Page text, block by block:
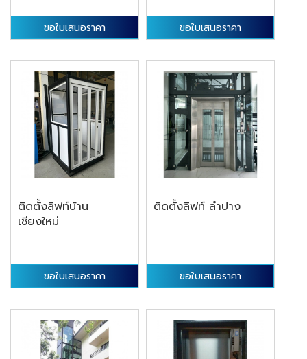
ขอใบเสนอราคา ขอใบเสนอราคา
ติดตั้งลิฟท์บ้าน
เชียงใหม่
ขอใบเสนอราคา
ติดตั้งลิฟท์ ลำปาง
ขอใบเสนอราคา